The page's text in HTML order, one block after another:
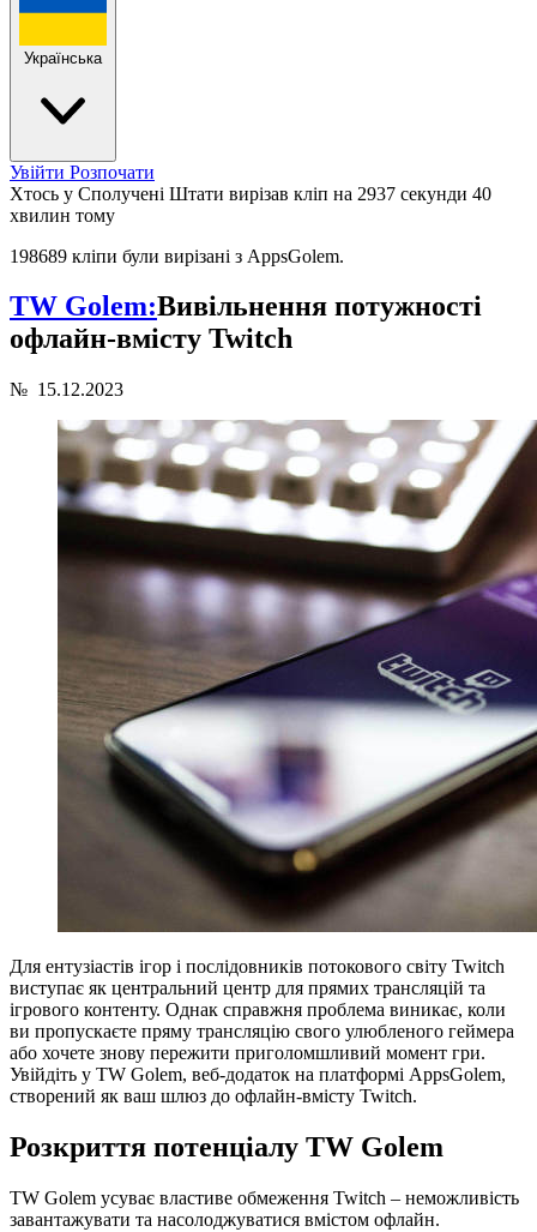
Українська
Увійти Розпочати
Хтось у Сполучені Штати вирізав кліп на 2937 секунди 40
хвилин тому
198689 кліпи були вирізані з AppsGolem.
TW Golem:Вивільнення потужності
офлайн-вмісту Twitch
№ 15.12.2023
Для ентузіастів ігор і послідовників потокового світу Twitch
виступає як центральний центр для прямих трансляцій та
ігрового контенту. Однак справжня проблема виникає, коли
ви пропускаєте пряму трансляцію свого улюбленого геймера
або хочете знову пережити приголомшливий момент гри.
Увійдіть у TW Golem, веб-додаток на платформі AppsGolem,
створений як ваш шлюз до офлайн-вмісту Twitch.
Розкриття потенціалу TW Golem
TW Golem усуває властиве обмеження Twitch – неможливість
завантажувати та насолоджуватися вмістом офлайн.